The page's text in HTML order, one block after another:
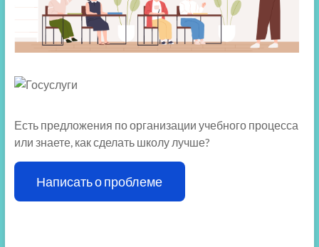
Есть предложения по организации учебного процесса
или знаете, как сделать школу лучше?
Написать о проблеме